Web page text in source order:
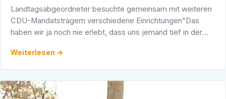
Landtagsabgeordneter besuchte gemeinsam mit weiteren
CDU-Mandatsträgern verschiedene Einrichtungen"Das
haben wir ja noch nie erlebt, dass uns jemand tief in der
…
Weiterlesen →